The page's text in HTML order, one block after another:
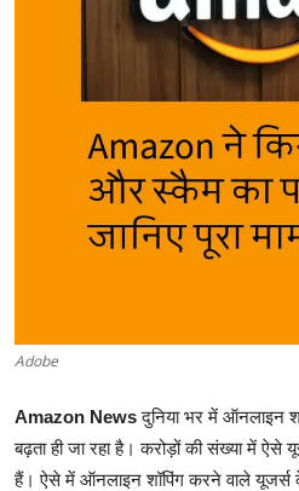
Adobe
Amazon Newsदुनिया भर में ऑनलाइन
बढ़ता ही जा रहा है। करोड़ों की संख्या में ऐसे
हैं। ऐसे में ऑनलाइन शॉपिंग करने वाले यूजर्स